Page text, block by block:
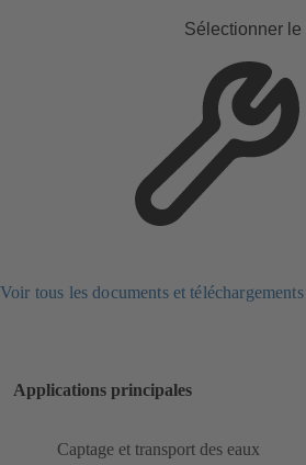
Sélectionner le
Voir tous les documents et téléchargements
Applications principales
Captage et transport des eaux